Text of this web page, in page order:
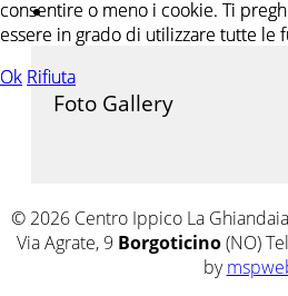
consentire o meno i cookie. Ti
essere in grado di utilizzare tutte le
Ok Rifiuta
Foto Gallery
© 2026 Centro Ippico La
Via Agrate, 9 Borgoticino(NO)
by
consentire o meno i cookie. Ti
essere in grado di utilizzare tutte le
Ok Rifiuta